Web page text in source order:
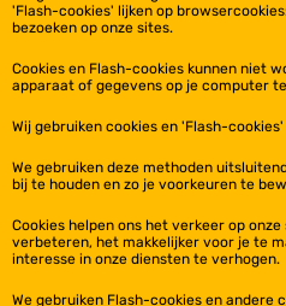
'Flash-cookies' lijken op
bezoeken op onze sites.
Cookies en Flash-cookies kunnen niet
apparaat of gegevens op je computer
Wij gebruiken cookies en 'Flash-
We gebruiken deze methoden
bij te houden en zo je voorkeuren te
Cookies helpen ons het verkeer op
verbeteren, het makkelijker voor je te
interesse in onze diensten te verhogen.
We gebruiken Flash-cookies en andere